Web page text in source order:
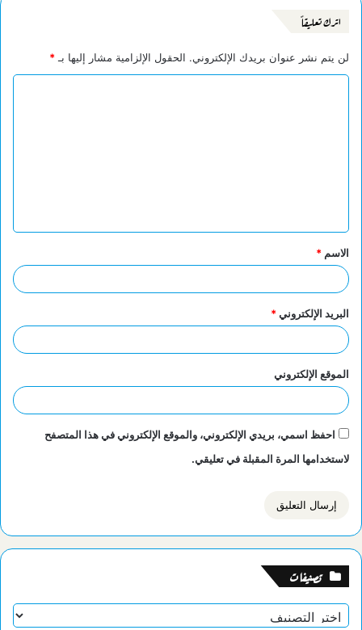
اترك تعليقاً
لن يتم نشر عنوان بريدك الإلكتروني. الحقول الإلزامية مشار إليها بـ *
ق
*
الاسم *
البريد الإلكتروني*
الموقع الإلكتروني
احفظ اسمي، بريدي الإلكتروني، والموقع الإلكتروني في هذا المتصفح
لاستخدامها المرة المقبلة في تعليقي.
تصنيفات
تصنيفات